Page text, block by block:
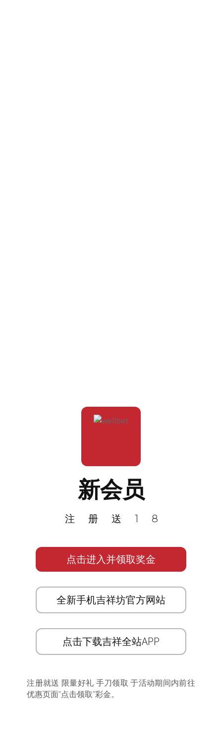
新会员
注册送18
点击进入并领取奖金
全新手机吉祥坊官方网站
点击下载吉祥全站APP
注册就送 限量好礼 手刀领取 于活动期间内前往
优惠页面”点击领取”彩金。